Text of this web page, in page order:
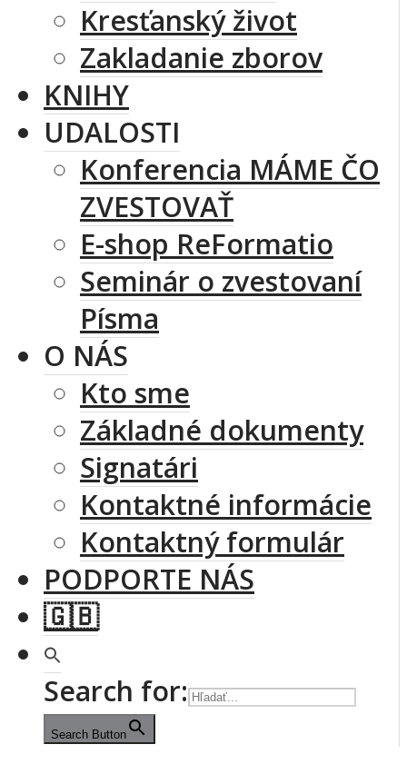
Kresťanský život
Zakladanie zborov
KNIHY
UDALOSTI
Konferencia MÁME ČO
ZVESTOVAŤ
E-shop ReFormatio
Seminár o zvestovaní
Písma
O NÁS
Kto sme
Základné dokumenty
Signatári
Kontaktné informácie
Kontaktný formulár
PODPORTE NÁS
🇬🇧
Search for:
Search Button